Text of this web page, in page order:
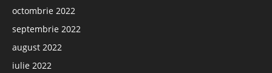
octombrie 2022
septembrie 2022
august 2022
iulie 2022